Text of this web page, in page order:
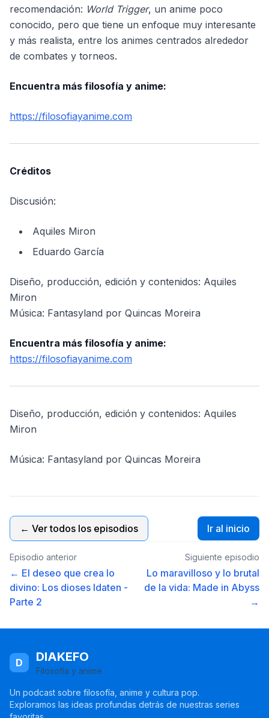
recomendación: World Trigger, un anime poco
conocido, pero que tiene un enfoque muy interesante
y más realista, entre los animes centrados alrededor
de combates y torneos.
Encuentra más filosofía y anime:
https://filosofiayanime.com
Créditos
Discusión:
Aquiles Miron
Eduardo García
Diseño, producción, edición y contenidos: Aquiles
Miron
Música: Fantasyland por Quincas Moreira
Encuentra más filosofía y anime:
https://filosofiayanime.com
Diseño, producción, edición y contenidos: Aquiles
Miron
Música: Fantasyland por Quincas Moreira
← Ver todos los episodios Ir al inicio
Episodio anterior
← El deseo que crea lo
divino: Los dioses Idaten -
Parte 2
Siguiente episodio
Lo maravilloso y lo brutal
de la vida: Made in Abyss
→
D DIAKEFO
Filosofía y anime
Un podcast sobre filosofía, anime y cultura pop.
Exploramos las ideas profundas detrás de nuestras series